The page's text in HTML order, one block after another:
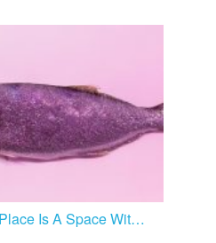
A Place Is A Space With A Meaning – Arts Plastiques